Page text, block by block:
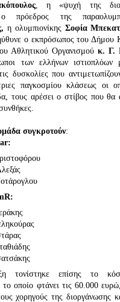
, η «ψυχή της
πρόεδρος της
η ολυμπιονίκης Σοφία
ο εκπρόσωπος του Δήμου
Αθλητικού Οργανισμού κ. Γ.
των ελλήνων ιστιοπλόων
δυσκολίες που
παγκοσμίου κλάσεως οι
τους αρέσει ο στίβος που θα
συγκροτούν:
τονίστηκε επίσης το
οποίο φτάνει τις 60.000
χορηγούς της διοργάνωσης